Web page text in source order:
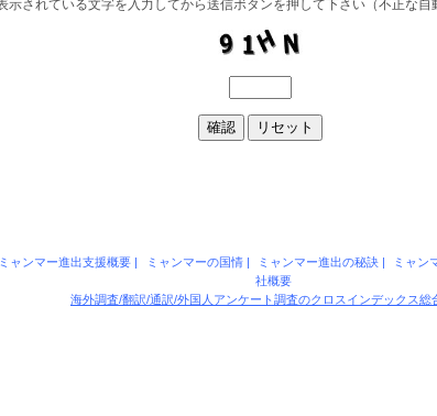
ミャンマー進出支援概要 | ミャンマーの国情| ミャンマー進出の秘訣| ミャン
社概要
海外調査/翻訳/通訳/外国人アンケート調査のクロスインデックス総